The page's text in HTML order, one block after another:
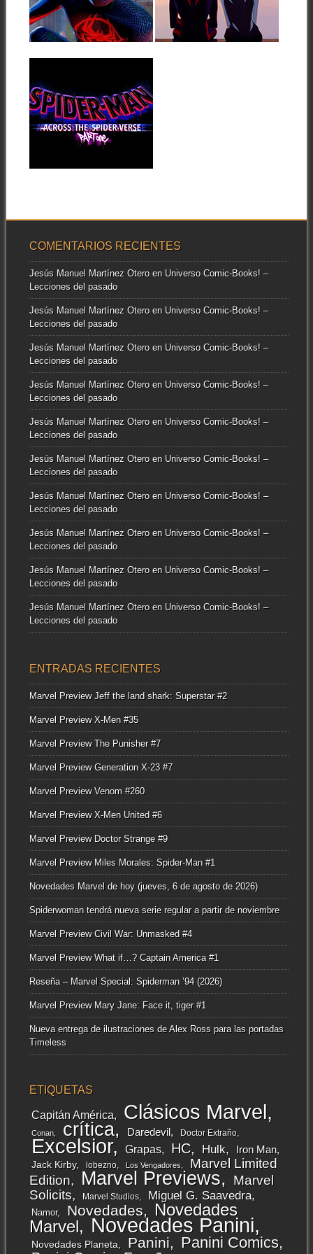
La espera ha finalizado y ya
tenemos aquí el trailer final...
▶
Sony y Marvel presentaron
ayer otro adelanto de la
segunda película...
SPIDER-MAN:
ACROSS THE
UNIVERSE,
PRIMERAS
IMÁGENES DE LA
NUEVA PELÍCULA
COMENTARIOS RECIENTES
Jesús Manuel Martínez Oteroen Universo Comic-Books! –
Lecciones del pasado
Jesús Manuel Martínez Oteroen Universo Comic-Books! –
Lecciones del pasado
Jesús Manuel Martínez Oteroen Universo Comic-Books! –
Lecciones del pasado
Jesús Manuel Martínez Oteroen Universo Comic-Books! –
Lecciones del pasado
Jesús Manuel Martínez Oteroen Universo Comic-Books! –
Lecciones del pasado
Jesús Manuel Martínez Oteroen Universo Comic-Books! –
Lecciones del pasado
Jesús Manuel Martínez Oteroen Universo Comic-Books! –
Lecciones del pasado
Jesús Manuel Martínez Oteroen Universo Comic-Books! –
Lecciones del pasado
Jesús Manuel Martínez Oteroen Universo Comic-Books! –
Lecciones del pasado
Jesús Manuel Martínez Oteroen Universo Comic-Books! –
Lecciones del pasado
ENTRADAS RECIENTES
Marvel Preview Jeff the land shark: Superstar #2
Marvel Preview X-Men #35
Marvel Preview The Punisher #7
Marvel Preview Generation X-23 #7
Marvel Preview Venom #260
Marvel Preview X-Men United #6
Marvel Preview Doctor Strange #9
Marvel Preview Miles Morales: Spider-Man #1
Novedades Marvel de hoy (jueves, 6 de agosto de 2026)
Spiderwoman tendrá nueva serie regular a partir de noviembre
Marvel Preview Civil War: Unmasked #4
Marvel Preview What if…? Captain America #1
Reseña – Marvel Special: Spiderman ’94 (2026)
Marvel Preview Mary Jane: Face it, tiger #1
Nueva entrega de ilustraciones de Alex Ross para las portadas
Timeless
ETIQUETAS
Capitán América Clásicos Marvel
Conan crítica Daredevil Doctor Extraño
Excelsior Grapas HC Hulk Iron Man
Jack Kirby lobezno Los Vengadores
Marvel Limited
Edition
Marvel Previews
Marvel
Solicits
Marvel Studios Miguel G. Saavedra
Namor Novedades
Novedades
Marvel
Novedades Panini
Novedades Planeta Panini Panini Comics